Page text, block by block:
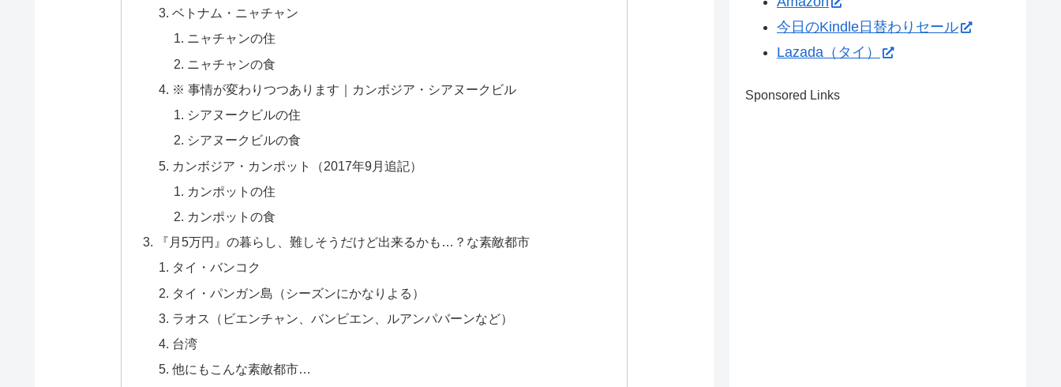
ベトナム・ニャチャン
ニャチャンの住
ニャチャンの食
※ 事情が変わりつつあります｜カンボジア・シアヌークビル
シアヌークビルの住
シアヌークビルの食
カンボジア・カンポット（2017年9月追記）
カンポットの住
カンポットの食
『月5万円』の暮らし、難しそうだけど出来るかも…？な素敵都市
タイ・バンコク
タイ・パンガン島（シーズンにかなりよる）
ラオス（ビエンチャン、バンビエン、ルアンパバーンなど）
台湾
他にもこんな素敵都市…
今日のKindle日替わりセール
Lazada（タイ）
Sponsored Links